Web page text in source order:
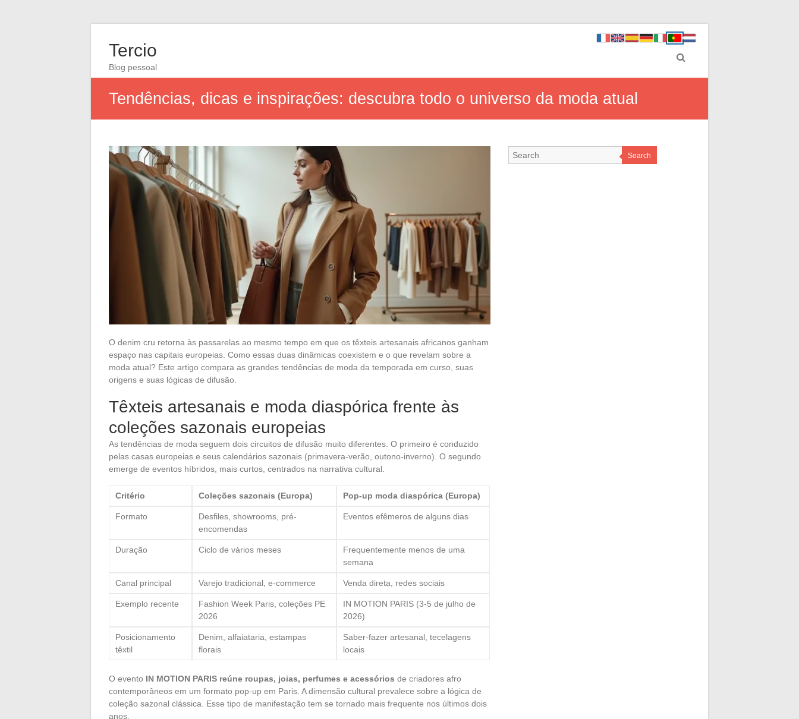
Tercio
Blog pessoal
Tendências, dicas e inspirações: descubra todo o universo da moda atual
O denim cru retorna às passarelas ao mesmo tempo em que os têxteis artesanais africanos ganham
espaço nas capitais europeias. Como essas duas dinâmicas coexistem e o que revelam sobre a
moda atual? Este artigo compara as grandes tendências de moda da temporada em curso, suas
origens e suas lógicas de difusão.
Têxteis artesanais e moda diaspórica frente às
coleções sazonais europeias
As tendências de moda seguem dois circuitos de difusão muito diferentes. O primeiro é conduzido
pelas casas europeias e seus calendários sazonais (primavera-verão, outono-inverno). O segundo
emerge de eventos híbridos, mais curtos, centrados na narrativa cultural.
Critério Coleções sazonais (Europa) Pop-up moda diaspórica (Europa)
Formato
Desfiles, showrooms, pré-
encomendas
Eventos efêmeros de alguns dias
Duração Ciclo de vários meses
Frequentemente menos de uma
semana
Canal principal Varejo tradicional, e-commerce Venda direta, redes sociais
Exemplo recente
Fashion Week Paris, coleções PE
2026
IN MOTION PARIS (3-5 de julho de
2026)
Posicionamento
têxtil
Denim, alfaiataria, estampas
florais
Saber-fazer artesanal, tecelagens
locais
O evento IN MOTION PARIS reúne roupas, joias, perfumes e acessórios de criadores afro
contemporâneos em um formato pop-up em Paris. A dimensão cultural prevalece sobre a lógica de
coleção sazonal clássica. Esse tipo de manifestação tem se tornado mais frequente nos últimos dois
anos.
Search